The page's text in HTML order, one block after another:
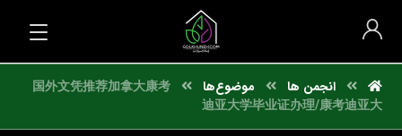
انجمن ها موضوع‌ها
国外文凭推荐加拿大康考
迪亚大学毕业证办理/康考迪亚大